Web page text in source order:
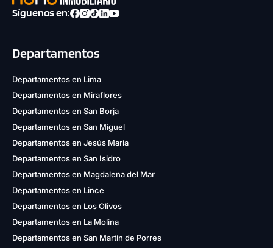
Síguenos en:
Departamentos
Departamentos en Lima
Departamentos en Miraflores
Departamentos en San Borja
Departamentos en San Miguel
Departamentos en Jesús María
Departamentos en San Isidro
Departamentos en Magdalena del Mar
Departamentos en Lince
Departamentos en Los Olivos
Departamentos en La Molina
Departamentos en San Martín de Porres